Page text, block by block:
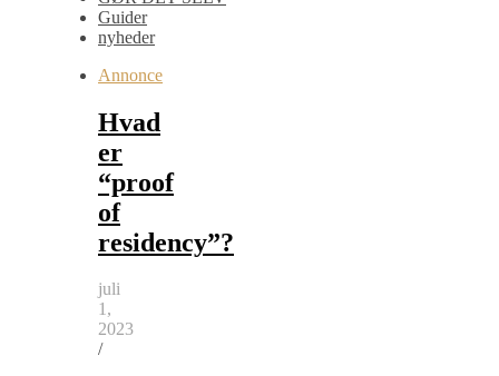
Guider
nyheder
Annonce
Hvad
er
“proof
of
residency”?
juli
1,
2023
/